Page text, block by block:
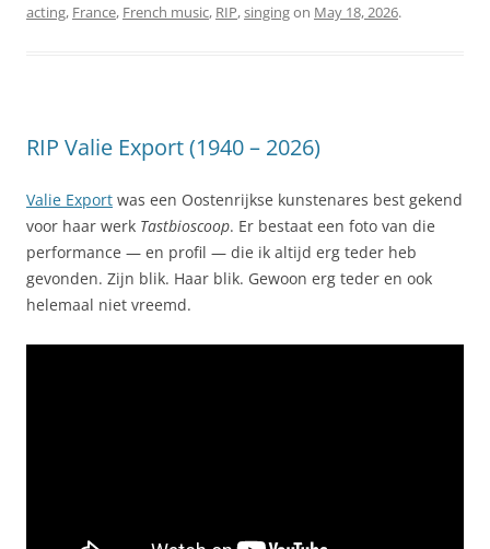
acting, France, French music, RIP,singingon May 18, 2026.
RIP Valie Export (1940 – 2026)
Valie Export was een Oostenrijkse kunstenares best gekend
voor haar werk Tastbioscoop. Er bestaat een foto van die
performance — en profil — die ik altijd erg teder heb
gevonden. Zijn blik. Haar blik. Gewoon erg teder en ook
helemaal niet vreemd.